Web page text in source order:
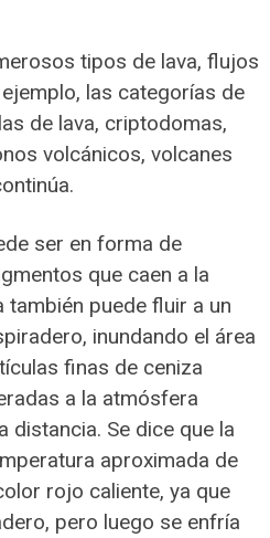
tipos de lava, flujos
las categorías de
de lava, criptodomas,
volcánicos, volcanes
ser en forma de
que caen a la
puede fluir a un
inundando el área
finas de ceniza
a la atmósfera
distancia. Se dice que la
aproximada de
rojo caliente, ya que
pero luego se enfría